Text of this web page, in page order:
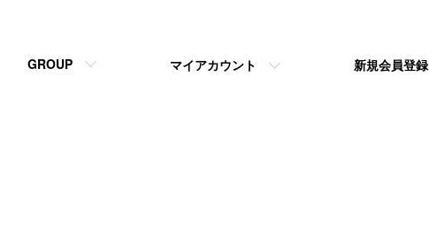
GROUP マイアカウント 新規会員登録